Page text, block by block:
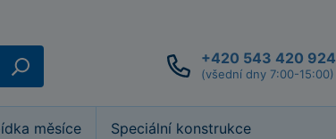
+420 543 420 924
(všední dny 7:00-15:00)
měsíce Speciální konstrukce